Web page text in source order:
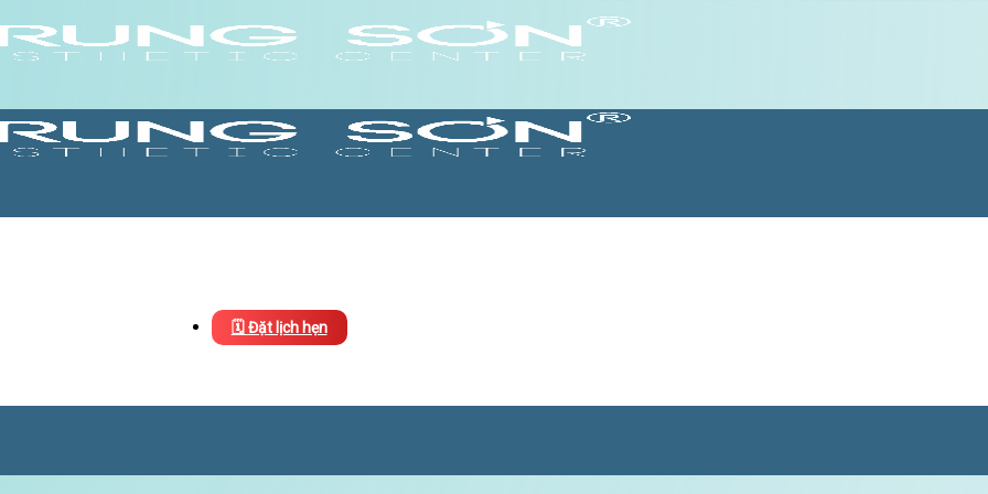
🗓️ Đặt lịch hẹn